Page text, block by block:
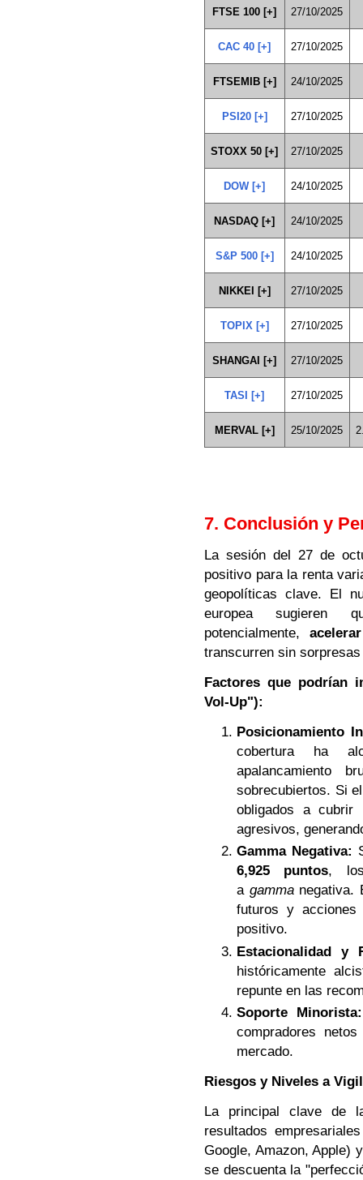
FTSE 100 [+] 27/10/2025
CAC 40 [+] 27/10/2025
FTSEMIB [+] 24/10/2025
PSI20 [+] 27/10/2025
STOXX 50 [+] 27/10/2025
DOW [+] 24/10/2025
NASDAQ [+] 24/10/2025
S&P 500 [+] 24/10/2025
NIKKEI [+] 27/10/2025
TOPIX [+] 27/10/2025
SHANGAI [+] 27/10/2025
TASI [+] 27/10/2025
MERVAL [+] 25/10/2025
7. Conclusión y
La sesión del 27 de
positivo para la renta
geopolíticas clave. El
europea sugieren
potencialmente,
transcurren sin
Factores que podrían
Vol-Up"):
Posicionamiento
cobertura ha
apalancamiento
sobrecubiertos. Si
obligados a cubrir
agresivos,
Gamma Negativa:
6,925 puntos,
a gammanegativa.
futuros y acciones
positivo.
Estacionalidad y
históricamente
repunte en las
Soporte Minorista:
compradores
mercado.
Riesgos y Niveles a
La principal clave de
resultados
Google, Amazon, Apple)
se descuenta la